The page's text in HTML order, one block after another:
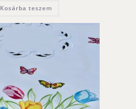
Kosárba teszem